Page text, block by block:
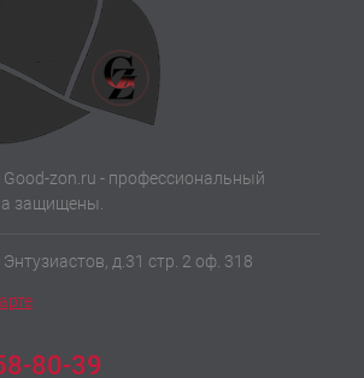
zon.ru - профессиональный
защищены.
д.31 стр. 2 оф. 318
80-39